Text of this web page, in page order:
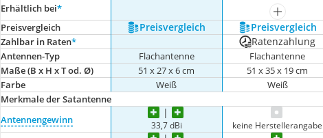
Erhältlich bei*
mehr
Preis­vergleich
Preis­vergleich Preis­vergleich
Zahlbar in Raten* Ratenzahlung
Antennen-Typ Flachantenne Flachantenne
Maße (B x H x T od. Ø)
51 x 27 x 6 cm 51 x 35 x 19 cm
Farbe
Weiß Weiß
Merkmale der Satantenne
Antennengewinn
33,7 dBi keine Herstellerangabe